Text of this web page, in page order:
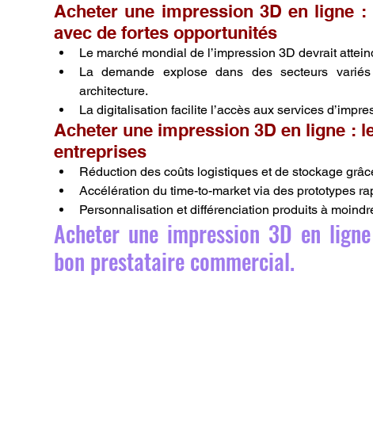
Acheter une impression 3D en ligne
avec de fortes opportunités
Le marché mondial de l’impression 3D devrait
La demande explose dans des secteurs
architecture.
La digitalisation facilite l’accès aux services
Acheter une impression 3D en ligne :
entreprises
Réduction des coûts logistiques et de stockage
Accélération du time-to-market via des prototypes
Personnalisation et différenciation produits à
Acheter une impression 3D en
bon prestataire commercial.